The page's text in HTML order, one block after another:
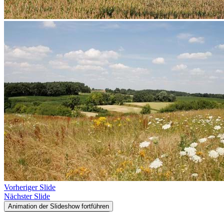
Vorheriger Slide
Nächster Slide
Animation der Slideshow fortführen